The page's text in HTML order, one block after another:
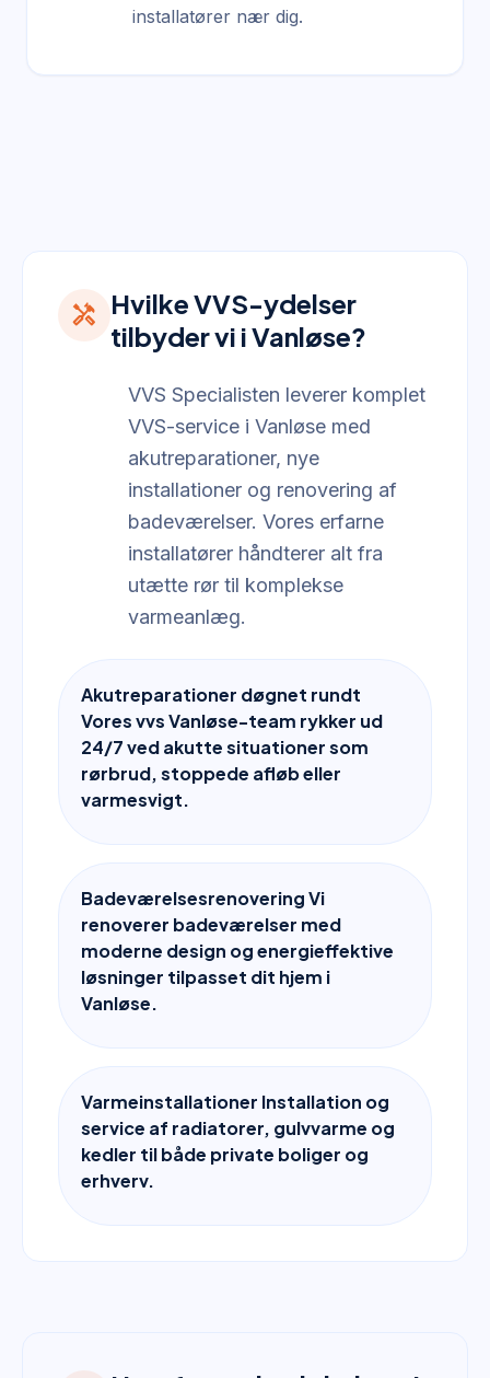
installatører nær dig.
handyman Hvilke VVS-ydelser
tilbyder vi i Vanløse?
VVS Specialisten leverer komplet
VVS-service i Vanløse med
akutreparationer, nye
installationer og renovering af
badeværelser. Vores erfarne
installatører håndterer alt fra
utætte rør til komplekse
varmeanlæg.
Akutreparationer døgnet rundt
Vores vvs Vanløse-team rykker ud
24/7 ved akutte situationer som
rørbrud, stoppede afløb eller
varmesvigt.
Badeværelsesrenovering Vi
renoverer badeværelser med
moderne design og energieffektive
løsninger tilpasset dit hjem i
Vanløse.
Varmeinstallationer Installation og
service af radiatorer, gulvvarme og
kedler til både private boliger og
erhverv.